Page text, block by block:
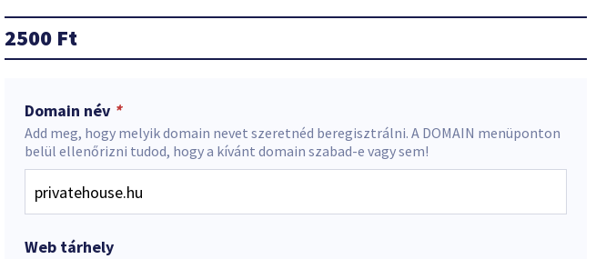
2500 Ft
Domain név *
Add meg, hogy melyik domain nevet szeretnéd beregisztrálni. A DOMAIN menüponton
belül ellenőrizni tudod, hogy a kívánt domain szabad-e vagy sem!
Web tárhely